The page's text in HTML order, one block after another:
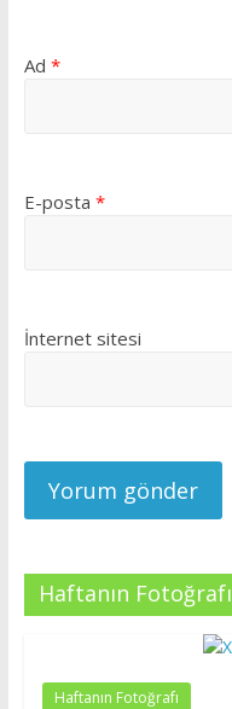
Ad *
E-posta *
İnternet sitesi
Haftanın Fotoğrafı
Haftanın Fotoğrafı